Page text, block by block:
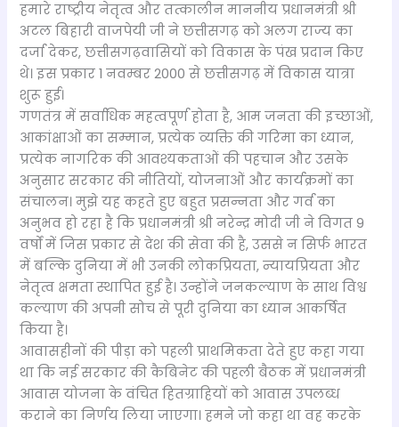
हमारे राष्ट्रीय नेतृत्व और तत्कालीन माननीय प्रधानमंत्री श्री
अटल बिहारी वाजपेयी जी ने छत्तीसगढ़ को अलग राज्य का
दर्जा देकर, छत्तीसगढ़वासियों को विकास के पंख प्रदान किए
थे। इस प्रकार 1 नवम्बर 2000 से छत्तीसगढ़ में विकास यात्रा
शुरू हुई।
गणतंत्र में सर्वाधिक महत्वपूर्ण होता है, आम जनता की इच्छाओं,
आकांक्षाओं का सम्मान, प्रत्येक व्यक्ति की गरिमा का ध्यान,
प्रत्येक नागरिक की आवश्यकताओं की पहचान और उसके
अनुसार सरकार की नीतियों, योजनाओं और कार्यक्रमों का
संचालन। मुझे यह कहते हुए बहुत प्रसन्नता और गर्व का
अनुभव हो रहा है कि प्रधानमंत्री श्री नरेन्द्र मोदी जी ने विगत 9
वर्षों में जिस प्रकार से देश की सेवा की है, उससे न सिर्फ भारत
में बल्कि दुनिया में भी उनकी लोकप्रियता, न्यायप्रियता और
नेतृत्व क्षमता स्थापित हुई है। उन्होंने जनकल्याण के साथ विश्व
कल्याण की अपनी सोच से पूरी दुनिया का ध्यान आकर्षित
किया है।
आवासहीनों की पीड़ा को पहली प्राथमिकता देते हुए कहा गया
था कि नई सरकार की कैबिनेट की पहली बैठक में प्रधानमंत्री
आवास योजना के वंचित हितग्राहियों को आवास उपलब्ध
कराने का निर्णय लिया जाएगा। हमने जो कहा था वह करके